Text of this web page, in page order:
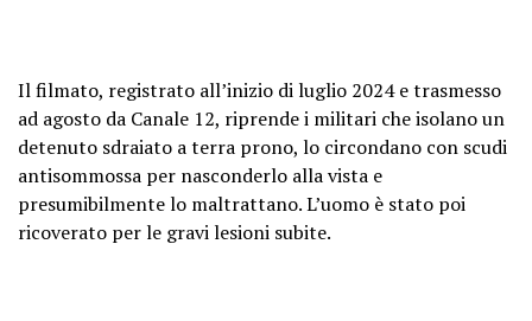
Il filmato, registrato all’inizio di luglio 2024 e trasmesso
ad agosto da Canale 12, riprende i militari che isolano un
detenuto sdraiato a terra prono, lo circondano con scudi
antisommossa per nasconderlo alla vista e
presumibilmente lo maltrattano. L’uomo è stato poi
ricoverato per le gravi lesioni subite.